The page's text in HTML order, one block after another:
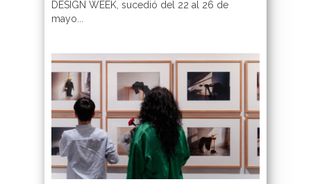
DESIGN WEEK, sucedió del 22 al 26 de
mayo...